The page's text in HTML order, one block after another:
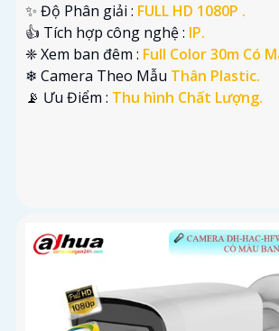
✨ Độ Phân giải : FULL HD 1080P .
👍 Tích hợp công nghệ : IP.
❈ Xem ban đêm : Full Color 30m Có
❄ Camera Theo Mẫu Thân Plastic.
️📡 Ưu Điểm : Thu hình Chất Lượng.